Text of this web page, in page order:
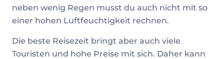
neben wenig Regen musst du auch nicht mit so
einer hohen Luftfeuchtigkeit rechnen.
Die beste Reisezeit bringt aber auch viele
Touristen und hohe Preise mit sich. Daher kann